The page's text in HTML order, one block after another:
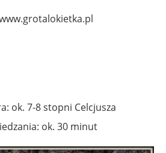
ok. 7-8 stopni Celcjusza
ok. 30 minut